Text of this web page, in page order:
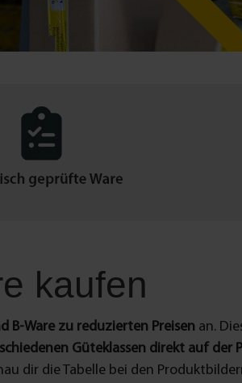
kaufen
B-Ware zu reduzierten Preisen an.
Güteklassen direkt auf der
dir die Tabelle bei den